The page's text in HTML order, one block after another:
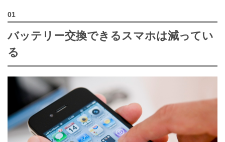
バッテリー交換できるスマホは減ってい
る